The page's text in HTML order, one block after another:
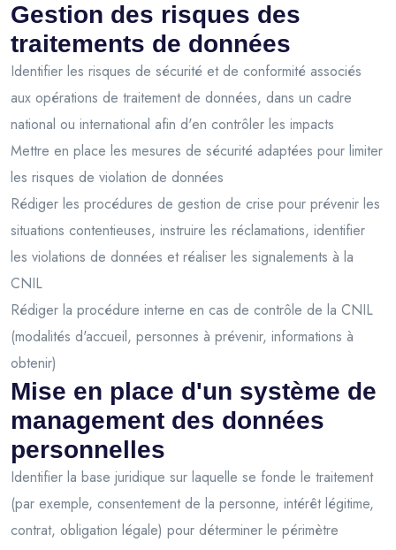
Gestion des risques des
traitements de données
Identifier les risques de sécurité et de conformité associés
aux opérations de traitement de données, dans un cadre
national ou international afin d'en contrôler les impacts
Mettre en place les mesures de sécurité adaptées pour limiter
les risques de violation de données
Rédiger les procédures de gestion de crise pour prévenir les
situations contentieuses, instruire les réclamations, identifier
les violations de données et réaliser les signalements à la
CNIL
Rédiger la procédure interne en cas de contrôle de la CNIL
(modalités d'accueil, personnes à prévenir, informations à
obtenir)
Mise en place d'un système de
management des données
personnelles
Identifier la base juridique sur laquelle se fonde le traitement
(par exemple, consentement de la personne, intérêt légitime,
contrat, obligation légale) pour déterminer le périmètre